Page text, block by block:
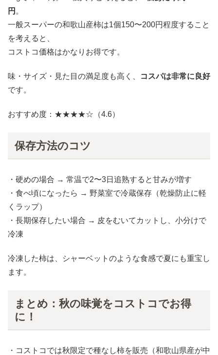
円 。
一般スーパーの和歌山産柿は1個150〜200円程度すること
を考えると、
コストコ価格はかなりお得です。
味・サイズ・見た目の満足度も高く、
コスパは非常に良好
です。
おすすめ度：★★★★☆（4.6）
保存方法のコツ
・硬めの場合 → 常温で2〜3日追熟すると甘みが増す
・食べ頃になったら → 野菜室で冷蔵保存（乾燥防止に軽
くラップ）
・長期保存したい場合 → 皮をむいてカットし、小分けで
冷凍
冷凍した柿は、シャーベットのような食感で夏にも重宝し
ます。
まとめ：秋の味覚をコストコでお得
に！
・コストコでは秋限定で種なし柿を販売（和歌山県産が中